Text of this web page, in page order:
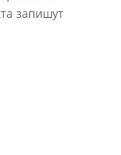
запишут